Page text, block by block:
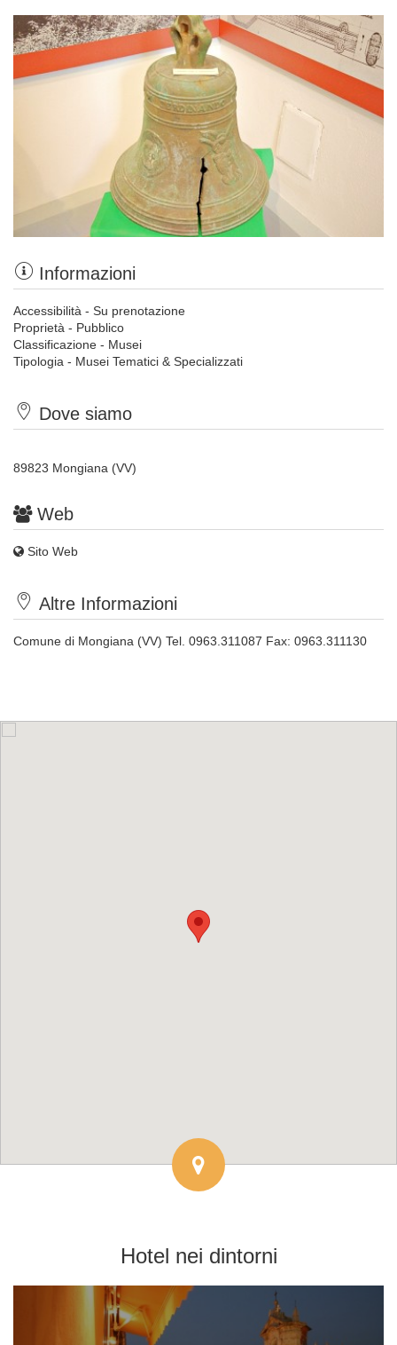
Informazioni
Accessibilità - Su prenotazione
Proprietà - Pubblico
Classificazione - Musei
Tipologia - Musei Tematici & Specializzati
Dove siamo
89823 Mongiana (VV)
Web
Sito Web
Altre Informazioni
Comune di Mongiana (VV) Tel. 0963.311087 Fax: 0963.311130
Hotel nei dintorni